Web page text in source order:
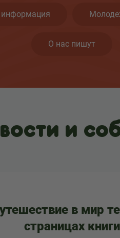
О нас пишут
и
в мир
страницах книги